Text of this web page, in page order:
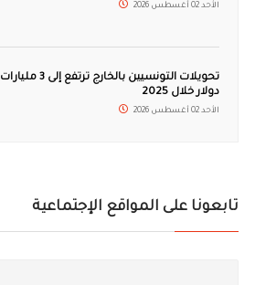
الأحد 02 أغسطس 2026
تحويلات التونسيين بالخارج ترتفع إلى 3 مليارات
دولار خلال 2025
الأحد 02 أغسطس 2026
تابعونا على المواقع الإجتماعية